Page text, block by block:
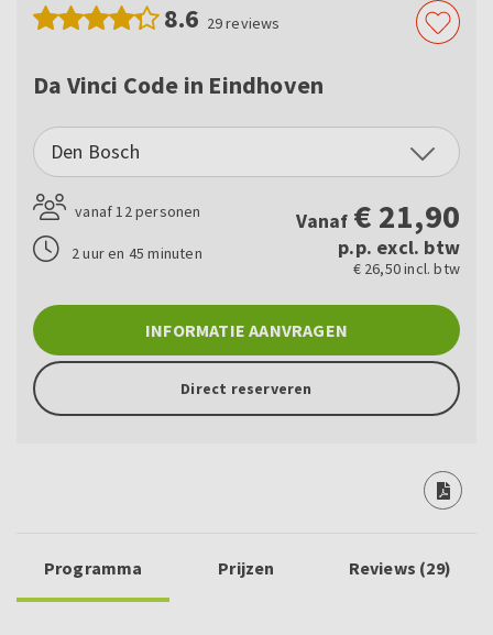
8.6 29reviews
Da Vinci Code in Eindhoven
Den Bosch
vanaf 12 personen
2 uur en 45 minuten
Vanaf € 21,90
p.p. excl. btw
€ 26,50 incl. btw
INFORMATIE AANVRAGEN
Direct reserveren
Programma Prijzen Reviews (29)